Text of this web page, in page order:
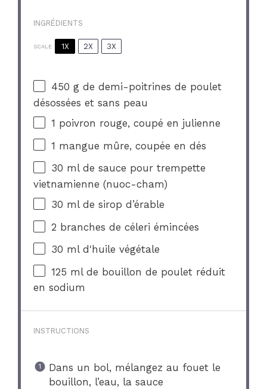
INGRÉDIENTS
SCALE 1X 2X 3X
450 g de demi-poitrines de poulet
désossées et sans peau
1 poivron rouge, coupé en julienne
1 mangue mûre, coupée en dés
30 ml de sauce pour trempette
vietnamienne (nuoc-cham)
30 ml de sirop d’érable
2 branches de céleri émincées
30 ml d'huile végétale
125 ml de bouillon de poulet réduit
en sodium
INSTRUCTIONS
Dans un bol, mélangez au fouet le
bouillon, l’eau, la sauce